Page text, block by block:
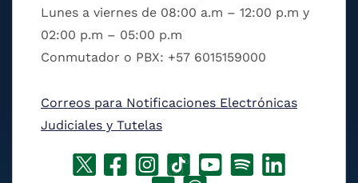
Lunes a viernes de 08:00 a.m – 12:00 p.m y
02:00 p.m – 05:00 p.m
Conmutador o PBX: +57 6015159000
Correos para Notificaciones Electrónicas
Judiciales y Tutelas